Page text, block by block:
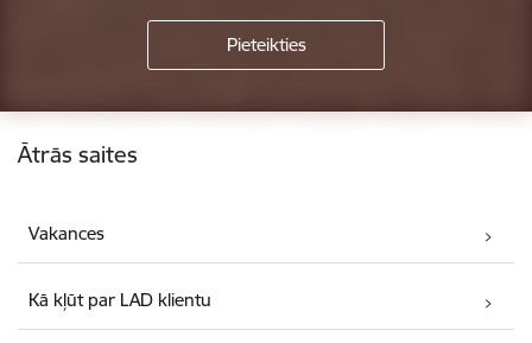
Kājene
Ātrās saites
Vakances
Kā kļūt par LAD klientu